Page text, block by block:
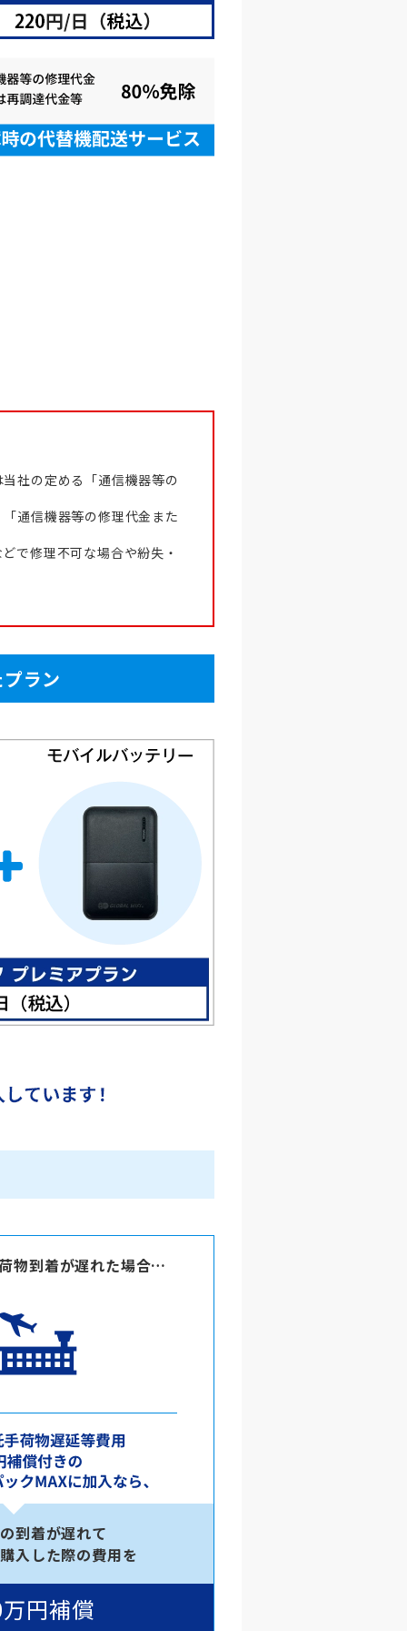
社の定める「通信機器等の
通信機器等の修理代金また
で修理不可な場合や紛失・
ラン
物到着が遅れた場合…
到着が遅れて
入した際の費用を
円補償